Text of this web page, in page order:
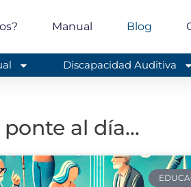
Manual Blog
Discapacidad Auditiva
al día...